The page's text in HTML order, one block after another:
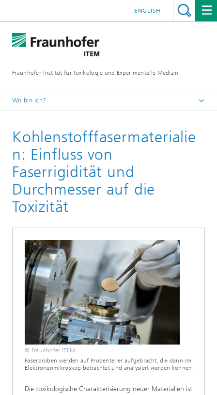
Fraunhofer-Institut für Toxikologie und Experimentelle Medizin
ENGLISH
Wo bin ich?
F&E-Kompetenzen
Toxikologie
Kohlenstofffasermaterialie
n: Einfluss von
Faserrigidität und
Durchmesser auf die
Toxizität
© Fraunhofer ITEM
Faserproben werden auf Probenteller aufgebracht, die dann im
Elektronenmikroskop betrachtet und analysiert werden können.
Die toxikologische Charakterisierung neuer Materialien ist